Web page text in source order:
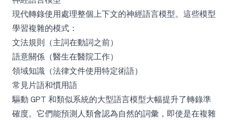
現代轉錄使用處理整個上下文的神經語言模型。這些模型
學習複雜的模式：
文法規則（主詞在動詞之前）
語意關係（醫生在醫院工作）
領域知識（法律文件使用特定術語）
常見片語和慣用語
驅動 GPT 和類似系統的大型語言模型大幅提升了轉錄準
確度。它們能預測人類會認為自然的詞彙，即使是在複雜